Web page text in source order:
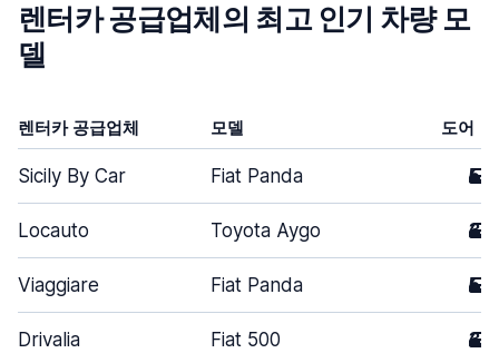
렌터카 공급업체의 최고 인기 차량 모
델
렌터카 공급업체 모델 도어
Sicily By Car Fiat Panda 5
Locauto Toyota Aygo 3
Viaggiare Fiat Panda 5
Drivalia Fiat 500 3